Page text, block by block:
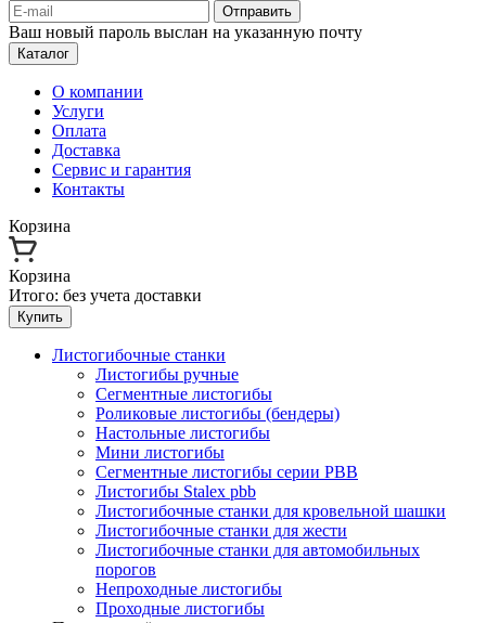
Отправить
Ваш новый пароль выслан на указанную почту
Каталог
О компании
Услуги
Оплата
Доставка
Сервис и гарантия
Контакты
Корзина
Корзина
Итого: без учета доставки
Купить
Листогибочные станки
Листогибы ручные
Сегментные листогибы
Роликовые листогибы (бендеры)
Настольные листогибы
Мини листогибы
Сегментные листогибы серии PBB
Листогибы Stalex pbb
Листогибочные станки для кровельной шашки
Листогибочные станки для жести
Листогибочные станки для автомобильных
порогов
Непроходные листогибы
Проходные листогибы